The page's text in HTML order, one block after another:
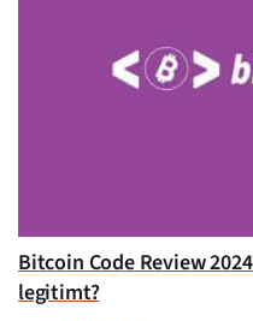
Bitcoin Code Review
legitimt?